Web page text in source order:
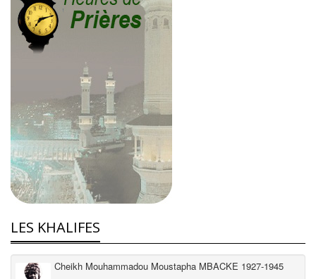
LES KHALIFES
Cheikh Mouhammadou Moustapha MBACKE 1927-1945